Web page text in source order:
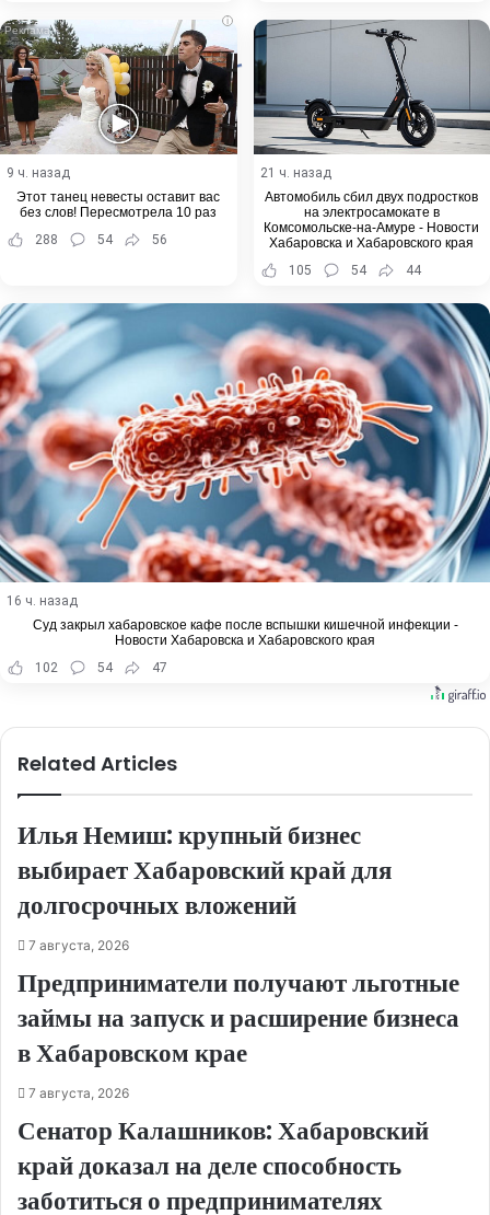
i
9 ч. назад
Этот танец невесты оставит вас
без слов! Пересмотрела 10 раз
288
54 56
21 ч. назад
Автомобиль сбил двух подростков
на электросамокате в
Комсомольске-на-Амуре - Новости
Хабаровска и Хабаровского края
105
54 44
16 ч. назад
Суд закрыл хабаровское кафе после вспышки кишечной инфекции -
Новости Хабаровска и Хабаровского края
102
54 47
Related Articles
Илья Немиш: крупный бизнес
выбирает Хабаровский край для
долгосрочных вложений
7 августа, 2026
Предприниматели получают льготные
займы на запуск и расширение бизнеса
в Хабаровском крае
7 августа, 2026
Сенатор Калашников: Хабаровский
край доказал на деле способность
заботиться о предпринимателях